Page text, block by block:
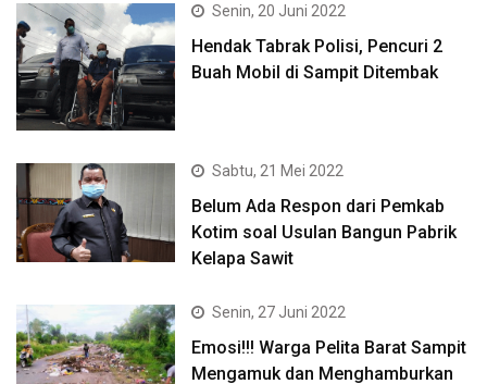
Senin, 20 Juni 2022
Hendak Tabrak Polisi, Pencuri 2
Buah Mobil di Sampit Ditembak
Sabtu, 21 Mei 2022
Belum Ada Respon dari Pemkab
Kotim soal Usulan Bangun Pabrik
Kelapa Sawit
Senin, 27 Juni 2022
Emosi!!! Warga Pelita Barat Sampit
Mengamuk dan Menghamburkan